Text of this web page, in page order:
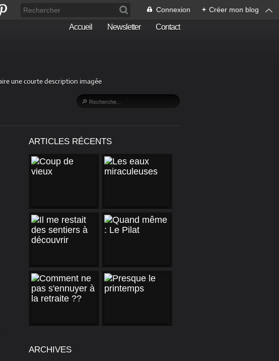
Connexion + Créer mon blog
Accueil Newsletter Contact
une courte description imagée
ARTICLES RÉCENTS
ARCHIVES